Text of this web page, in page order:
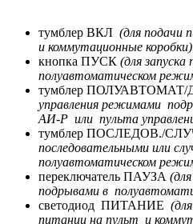
тумблер ВКЛ (для подачи
и коммутационные коробки)
кнопка ПУСК (для запуска
полуавтоматическом
тумблер
управления режимами
АИ-Р или пульта
тумблер ПОСЛЕДОВ./
последовательными или
полуавтоматическом
переключатель ПАУЗА
подрывами в
светодиод ПИТАНИЕ
питании на пульт и